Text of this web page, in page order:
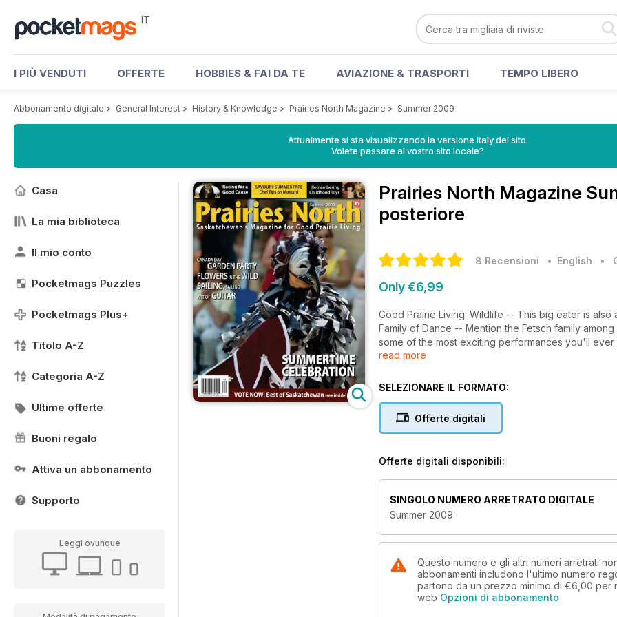
IT
I PIÙ VENDUTI OFFERTE HOBBIES & FAI DA TE AVIAZIONE & TRASPORTI TEMPO LIBERO
Abbonamento digitale > General Interest > History & Knowledge > Prairies North Magazine > Summer 2009
Attualmente si sta visualizzando la versione Italy del sito.
Volete passare al vostro sito locale?
Casa
La mia biblioteca
Il mio conto
Pocketmags Puzzles
Pocketmags Plus+
Titolo A-Z
Categoria A-Z
Ultime offerte
Buoni regalo
Attiva un abbonamento
Supporto
Leggi ovunque
Prairies North Magazine
posteriore
8 Recensioni • English •
Only €6,99
Good Prairie Living: Wildlife -- This big eater is
Family of Dance -- Mention the Fetsch family
some of the most exciting performances you'll ever
fuel technology needed a big boost, it got it in drag
traiditional-ways, Jeff and Kathleen Coleclough are
forest. The spa is finished but there's more coming
party at the home of the Lieutenant Governor in
Sailing, Sailing -- The fresh waters of
facilities improve at the province's lakes, more of
Spaces – Ghost towns generally don’t echo with
with Straw -- No wolf will be blowing Bernie
Marvelous Mustard -- Mustard flour, mustard oil,
custard? | 69; Your Photography: Plovers | 73;
read more
SELEZIONARE IL FORMATO:
Offerte digitali
Offerte digitali disponibili:
SINGOLO NUMERO ARRETRATO DIGITALE
Summer 2009
Questo numero e gli altri numeri arretrati
abbonamenti includono l'ultimo numero
partono da un prezzo minimo di €6,00 per
web Opzioni di abbonamento